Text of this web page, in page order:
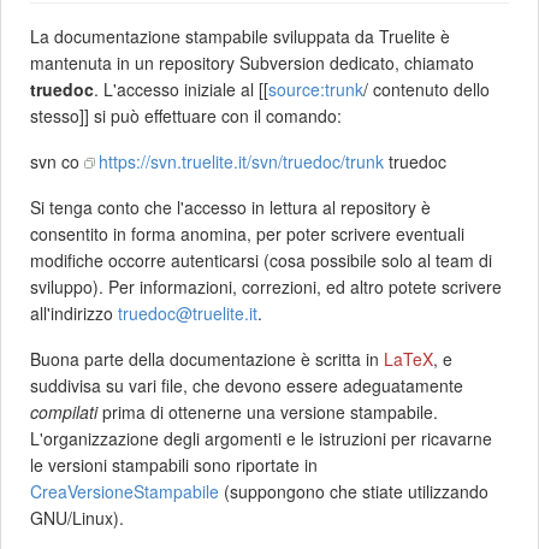
La documentazione stampabile sviluppata da Truelite è
mantenuta in un repository Subversion dedicato, chiamato
truedoc. L'accesso iniziale al [[source:trunk/ contenuto dello
stesso]] si può effettuare con il comando:
svn co
https://svn.truelite.it/svn/truedoc/trunk truedoc
Si tenga conto che l'accesso in lettura al repository è
consentito in forma anomina, per poter scrivere eventuali
modifiche occorre autenticarsi (cosa possibile solo al team di
sviluppo). Per informazioni, correzioni, ed altro potete scrivere
all'indirizzo truedoc@truelite.it.
Buona parte della documentazione è scritta in LaTeX, e
suddivisa su vari file, che devono essere adeguatamente
compilatiprima di ottenerne una versione stampabile.
L'organizzazione degli argomenti e le istruzioni per ricavarne
le versioni stampabili sono riportate in
CreaVersioneStampabile (suppongono che stiate utilizzando
GNU/Linux).